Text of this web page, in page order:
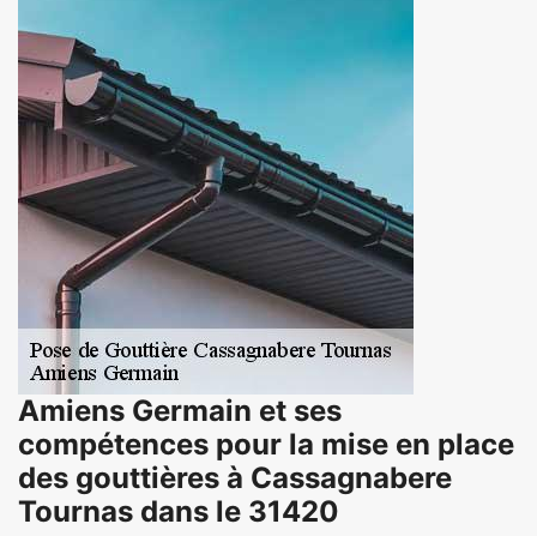
Amiens Germain et ses
compétences pour la mise en place
des gouttières à Cassagnabere
Tournas dans le 31420